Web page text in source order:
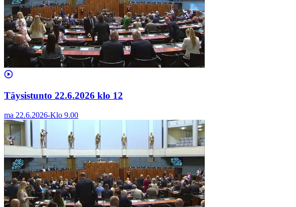
Täysistunto 22.6.2026 klo 12
ma 22.6.2026-Klo 9.00